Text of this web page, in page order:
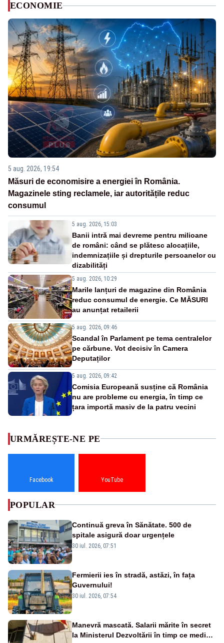
ECONOMIE
5 aug. 2026, 19:54
Măsuri de economisire a energiei în România.
Magazinele sting reclamele, iar autoritățile reduc
consumul
5 aug. 2026, 15:03
Banii intră mai devreme pentru milioane
de români: când se plătesc alocațiile,
indemnizațiile și drepturile persoanelor cu
dizabilități
5 aug. 2026, 10:29
Marile lanțuri de magazine din România
reduc consumul de energie. Ce MĂSURI
au anunțat retailerii
5 aug. 2026, 09:46
Scandal în Parlament pe tema centralelor
pe cărbune. Vot decisiv în Camera
Deputaților
5 aug. 2026, 09:42
Comisia Europeană susține că România
nu are probleme cu energia, în timp ce
țara importă masiv de la patru vecini
URMĂREȘTE-NE PE
Facebook YouTube
POPULAR
Continuă greva în Sănătate. 500 de
spitale asigură doar urgențele
30 iul. 2026, 07:51
Fermierii ies în stradă, astăzi, în fața
Guvernului!
30 iul. 2026, 07:54
Manevră mascată. Salarii mărite în secret
la Ministerul Dezvoltării în timp ce medicii